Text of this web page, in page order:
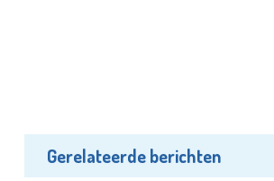
Gerelateerde berichten